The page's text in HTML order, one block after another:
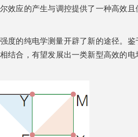
效应的产生与调控提供了一种高效且
度的纯电学测量开辟了新的途径。鉴
结合，有望发展出一类新型高效的电